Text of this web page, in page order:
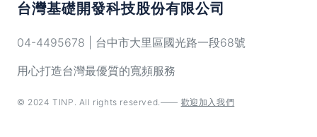
台灣基礎開發科技股份有限公司
04-4495678 | 台中市大里區國光路一段68號
用心打造台灣最優質的寬頻服務
© 2024 TINP. All rights reserved.—— 歡迎加入我們